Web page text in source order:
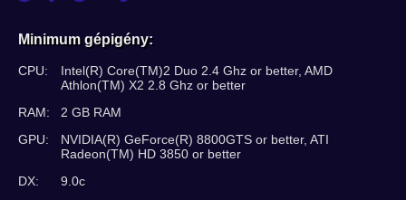
Minimum gépigény:
CPU:
Intel(R) Core(TM)2 Duo 2.4 Ghz or better, AMD
Athlon(TM) X2 2.8 Ghz or better
RAM:
2 GB RAM
GPU:
NVIDIA(R) GeForce(R) 8800GTS or better, ATI
Radeon(TM) HD 3850 or better
DX:
9.0c